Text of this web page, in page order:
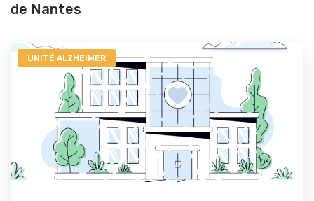
de Nantes
UNITÉ ALZHEIMER